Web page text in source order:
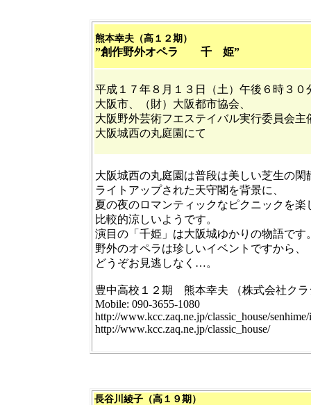
熊本幸夫（高１２期）
”創作野外オペラ 千 姫”
平成１７年８月１３日（土）午後６時３０
大阪市、（財）大阪都市協会、
大阪野外芸術フエステイバル実行委員会主
大阪城西の丸庭園にて
大阪城西の丸庭園は普段は美しい芝生の閑
ライトアップされた天守閣を背景に、
夏の夜のロマンティックなピクニックを楽
比較的涼しいようです。
演目の「千姫」は大阪城ゆかりの物語です
野外のオペラは珍しいイベントですから、
どうぞお見逃しなく…。
豊中高校１２期 熊本幸夫 （株式会社クラ
Mobile: 090-3655-1080
http://www.kcc.zaq.ne.jp/classic_house/senhime/i
http://www.kcc.zaq.ne.jp/classic_house/
長谷川綾子（高１９期）